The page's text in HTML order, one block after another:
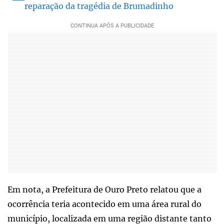
reparação da tragédia de Brumadinho
Em nota, a Prefeitura de Ouro Preto relatou que a
ocorrência teria acontecido em uma área rural do
município, localizada em uma região distante tanto